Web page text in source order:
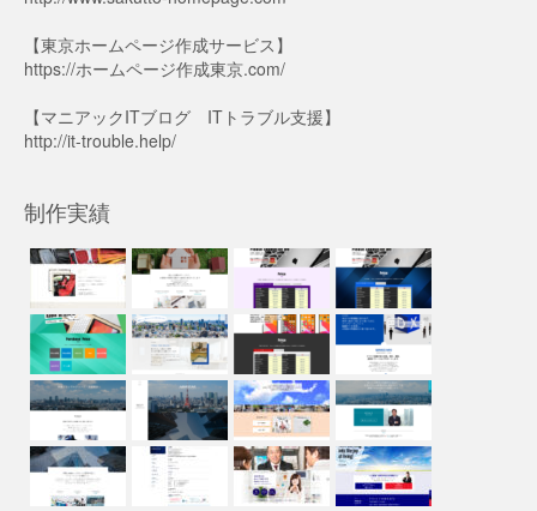
【東京ホームページ作成サービス】
https://ホームページ作成東京.com/
【マニアックITブログ ITトラブル支援】
http://it-trouble.help/
制作実績